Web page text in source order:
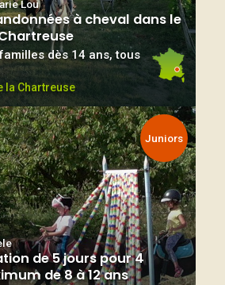
Lou
à cheval dans le
dès 14 ans, tous
la Chartreuse
Juniors
de 5 jours pour 4
de 8 à 12 ans